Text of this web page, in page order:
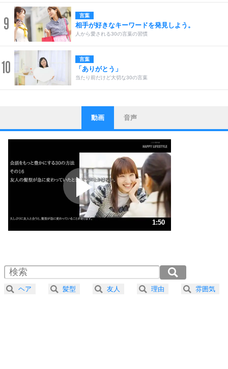
9 言葉
相手が好きなキーワードを発見しよう。
人から愛される30の言葉の習慣
10 言葉
「ありがとう」
当たり前だけど大切な30の言葉
1
ストレス対策
他人と比べない。
いっそのこと、他人を見ない。
いらいらしない人になる30の方法
プラス思考
ポジティブになれない原因は、行動しないから。
ポジティブ思考になる30の方法
ストレス対策
人生、なんとかなるもの。
気楽に生きる30の方法
4 器の大きい人は、怒りを優しさで表現する。
プラス思考
動画 音声
1:50
2.0倍速 （216KB 55秒）
2.5倍速 （173KB 44秒）
3.0倍速 （144KB 36秒）
ヘア 髪型 友人 理由 雰囲気